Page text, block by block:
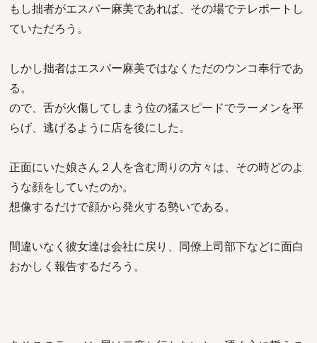
もし拙者がエスパー麻美であれば、その場でテレポートし
ていただろう。
しかし拙者はエスパー麻美ではなくただのウンコ奉行であ
る。
ので、舌が火傷してしまう位の猛スピードでラーメンを平
らげ、逃げるように店を後にした。
正面にいた娘さん２人を含む周りの方々は、その時どのよ
うな顔をしていたのか。
想像するだけで顔から発火する勢いである。
間違いなく彼女達は会社に戻り、同僚上司部下などに面白
おかしく報告するだろう。